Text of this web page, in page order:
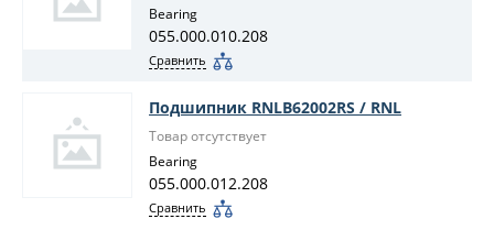
Bearing
055.000.010.208
Сравнить
Подшипник RNLB62002RS / RNL
Товар отсутствует
Bearing
055.000.012.208
Сравнить